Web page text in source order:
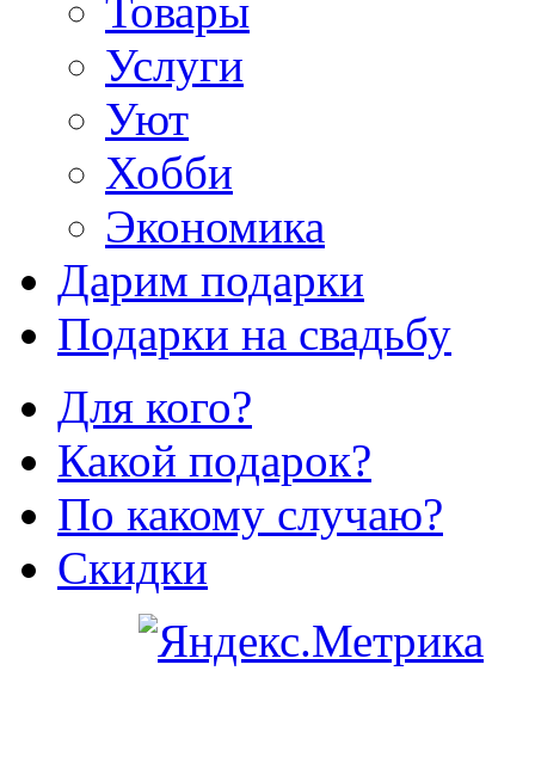
Товары
Услуги
Уют
Хобби
Экономика
Дарим подарки
Подарки на свадьбу
Для кого?
Какой подарок?
По какому случаю?
Скидки